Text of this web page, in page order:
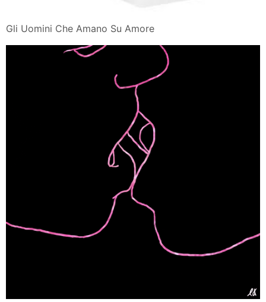
Gli Uomini Che Amano Su Amore